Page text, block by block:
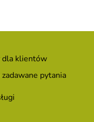
dla klientów
pytania